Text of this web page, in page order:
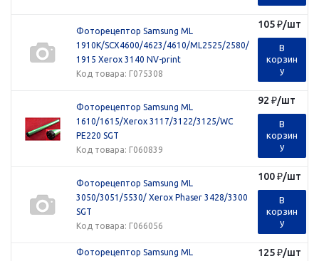
Фоторецептор Samsung ML
1910K/SCX4600/4623/4610/ML2525/2580/
1915 Xerox 3140 NV-print
Код товара: Г075308
105₽/шт
В
корзин
у
Фоторецептор Samsung ML
1610/1615/Xerox 3117/3122/3125/WC
PE220 SGT
Код товара: Г060839
92 ₽/шт
В
корзин
у
Фоторецептор Samsung ML
3050/3051/5530/ Xerox Phaser 3428/3300
SGT
Код товара: Г066056
100₽/шт
В
корзин
у
Фоторецептор Samsung ML
125₽/шт